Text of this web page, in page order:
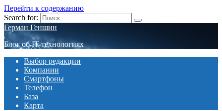
Перейти к содержанию
Search for:
Герман Геншин
Блог об IT-технологиях
Выбор редакции
Компании
Смартфоны
Телефон
База
Карта